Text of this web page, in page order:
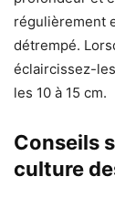
régulièrement
détrempé.
éclaircissez-
les 10 à 15 cm.
Conseils
culture